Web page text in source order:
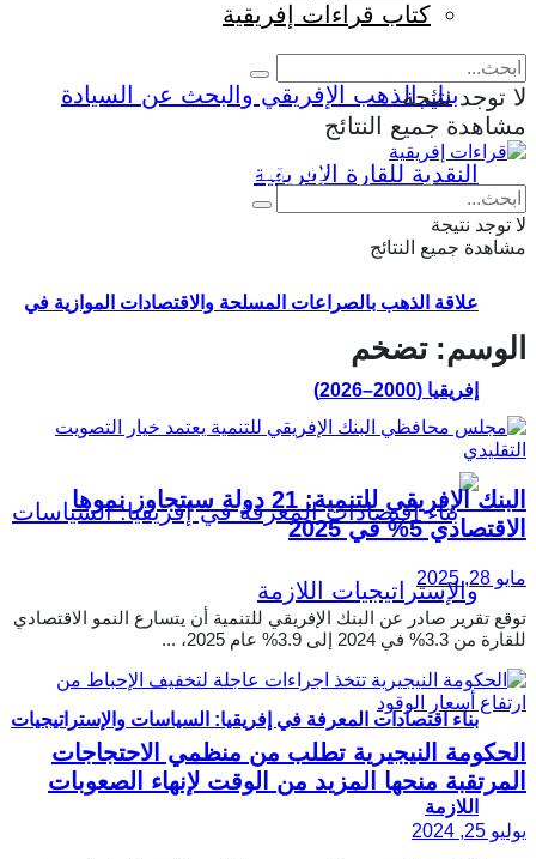
علاقة الذهب بالصراعات المسلحة والاقتصادات الموازية في
إفريقيا (2000–2026)
بناء اقتصادات المعرفة في إفريقيا: السياسات والإستراتيجيات
اللازمة
كتاب قراءات إفريقية
لا توجد نتيجة
مشاهدة جميع النتائج
Eng Fr
لا توجد نتيجة
مشاهدة جميع النتائج
الوسم:تضخم
البنك الإفريقي للتنمية: 21 دولة سيتجاوز نموها
الاقتصادي 5% في 2025
مايو 28, 2025
توقع تقرير صادر عن البنك الإفريقي للتنمية أن يتسارع النمو الاقتصادي
للقارة من 3.3% في 2024 إلى 3.9% عام 2025، ...
الحكومة النيجيرية تطلب من منظمي الاحتجاجات
المرتقبة منحها المزيد من الوقت لإنهاء الصعوبات
يوليو 25, 2024